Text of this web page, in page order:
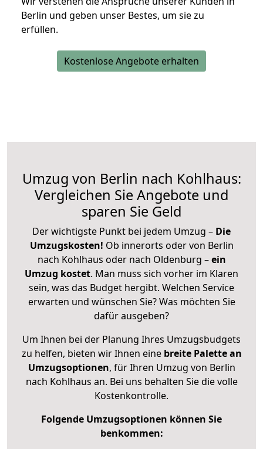
Berlin und geben unser Bestes, um sie zu
erfüllen.
Kostenlose Angebote erhalten
Umzug von Berlin nach Kohlhaus:
Vergleichen Sie Angebote und
sparen Sie Geld
Der wichtigste Punkt bei jedem Umzug – Die
Umzugskosten! Ob innerorts oder von Berlin
nach Kohlhaus oder nach Oldenburg –ein
Umzug kostet. Man muss sich vorher im Klaren
sein, was das Budget hergibt. Welchen Service
erwarten und wünschen Sie? Was möchten Sie
dafür ausgeben?
Um Ihnen bei der Planung Ihres Umzugsbudgets
zu helfen, bieten wir Ihnen eine breite Palette an
Umzugsoptionen, für Ihren Umzug von Berlin
nach Kohlhaus an. Bei uns behalten Sie die volle
Kostenkontrolle.
Folgende Umzugsoptionen können Sie
benkommen: